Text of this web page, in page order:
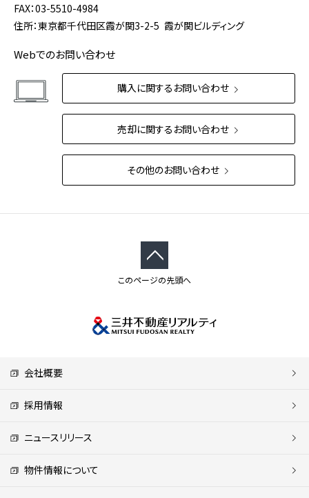
FAX：03-5510-4984
住所：東京都千代田区霞が関3-2-5 霞が関ビルディング
Webでのお問い合わせ
購入に関するお問い合わせ
売却に関するお問い合わせ
その他のお問い合わせ
このページの先頭へ
会社概要
採用情報
ニュースリリース
物件情報について